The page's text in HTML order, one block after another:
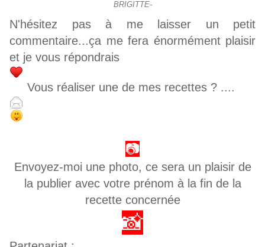
BRIGITTE-
N'hésitez pas à me laisser un petit
commentaire...ça me fera énormément plaisir
et je vous répondrais
Vous réaliser une de mes recettes ? ....
📷
Envoyez-moi une photo, ce sera un plaisir de
la publier avec votre prénom à la fin de la
recette concernée
📸​​